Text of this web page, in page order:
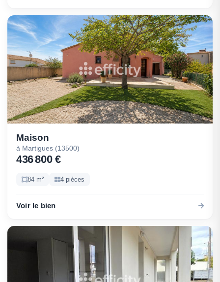
Maison
à Martigues (13500)
436 800 €
84 m² 4 pièces
Voir le bien